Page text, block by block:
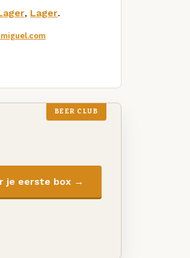
, Lager.
BEER CLUB
je eerste box →